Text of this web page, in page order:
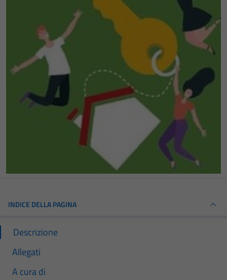
INDICE DELLA PAGINA
Descrizione
Allegati
A cura di